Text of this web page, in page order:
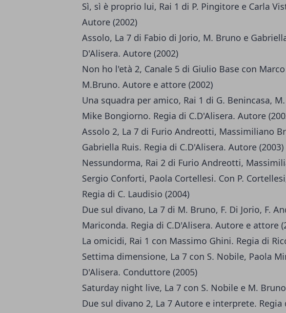
Sì, sì è proprio lui, Rai 1 di P. Pingitore e Carla
Autore (2002)
Assolo, La 7 di Fabio di Jorio, M. Bruno e
D'Alisera. Autore (2002)
Non ho l'età 2, Canale 5 di Giulio Base con
M.Bruno. Autore e attore (2002)
Una squadra per amico, Rai 1 di G. Benincasa,
Mike Bongiorno. Regia di C.D'Alisera. Autore
Assolo 2, La 7 di Furio Andreotti, Massimiliano
Gabriella Ruis. Regia di C.D'Alisera. Autore (2003)
Nessundorma, Rai 2 di Furio Andreotti,
Sergio Conforti, Paola Cortellesi. Con P.
Regia di C. Laudisio (2004)
Due sul divano, La 7 di M. Bruno, F. Di Jorio, F.
Mariconda. Regia di C.D'Alisera. Autore e attore
La omicidi, Rai 1 con Massimo Ghini. Regia di
Settima dimensione, La 7 con S. Nobile, Paola
D'Alisera. Conduttore (2005)
Saturday night live, La 7 con S. Nobile e M.
Due sul divano 2, La 7 Autore e interprete. Regia